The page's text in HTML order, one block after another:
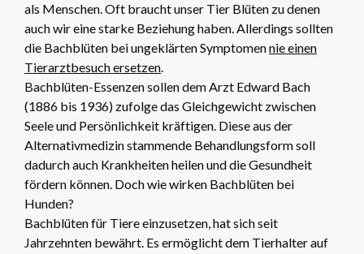
als Menschen. Oft braucht unser Tier Blüten zu denen
auch wir eine starke Beziehung haben. Allerdings sollten
die Bachblüten bei ungeklärten Symptomennie einen
Tierarztbesuch ersetzen.
Bachblüten-Essenzen sollen dem Arzt Edward Bach
(1886 bis 1936) zufolge das Gleichgewicht zwischen
Seele und Persönlichkeit kräftigen. Diese aus der
Alternativmedizin stammende Behandlungsform soll
dadurch auch Krankheiten heilen und die Gesundheit
fördern können. Doch wie wirken Bachblüten bei
Hunden?
Bachblüten für Tiere einzusetzen, hat sich seit
Jahrzehnten bewährt. Es ermöglicht dem Tierhalter auf